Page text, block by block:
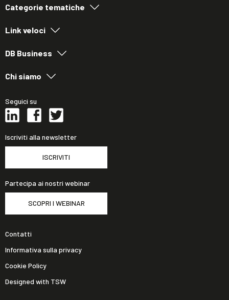
Categorie tematiche
Link veloci
DB Business
Chi siamo
Seguici su
Iscriviti alla newsletter
ISCRIVITI
Partecipa ai nostri webinar
SCOPRI I WEBINAR
Contatti
Informativa sulla privacy
Cookie Policy
Designed with TSW